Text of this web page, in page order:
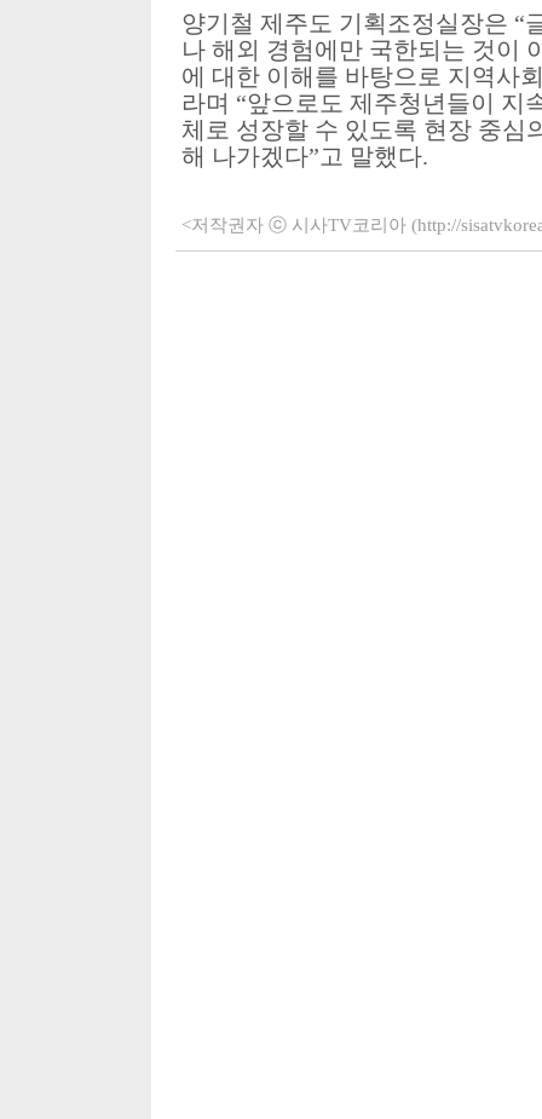
양기철 제주도 기획조정실장은 “
나 해외 경험에만 국한되는 것이
에 대한 이해를 바탕으로 지역사
라며 “앞으로도 제주청년들이 지
체로 성장할 수 있도록 현장 중심
해 나가겠다”고 말했다.
<저작권자 ⓒ 시사TV코리아 (http://